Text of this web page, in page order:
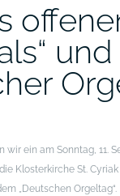
und
wir ein am Sonntag, 11.
Klosterkirche St.
„Deutschen Orgeltag“.